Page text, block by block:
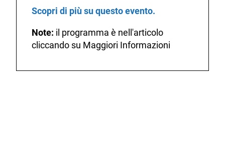
Scopri di più su questo evento.
Note: il programma è nell'articolo
cliccando su Maggiori Informazioni